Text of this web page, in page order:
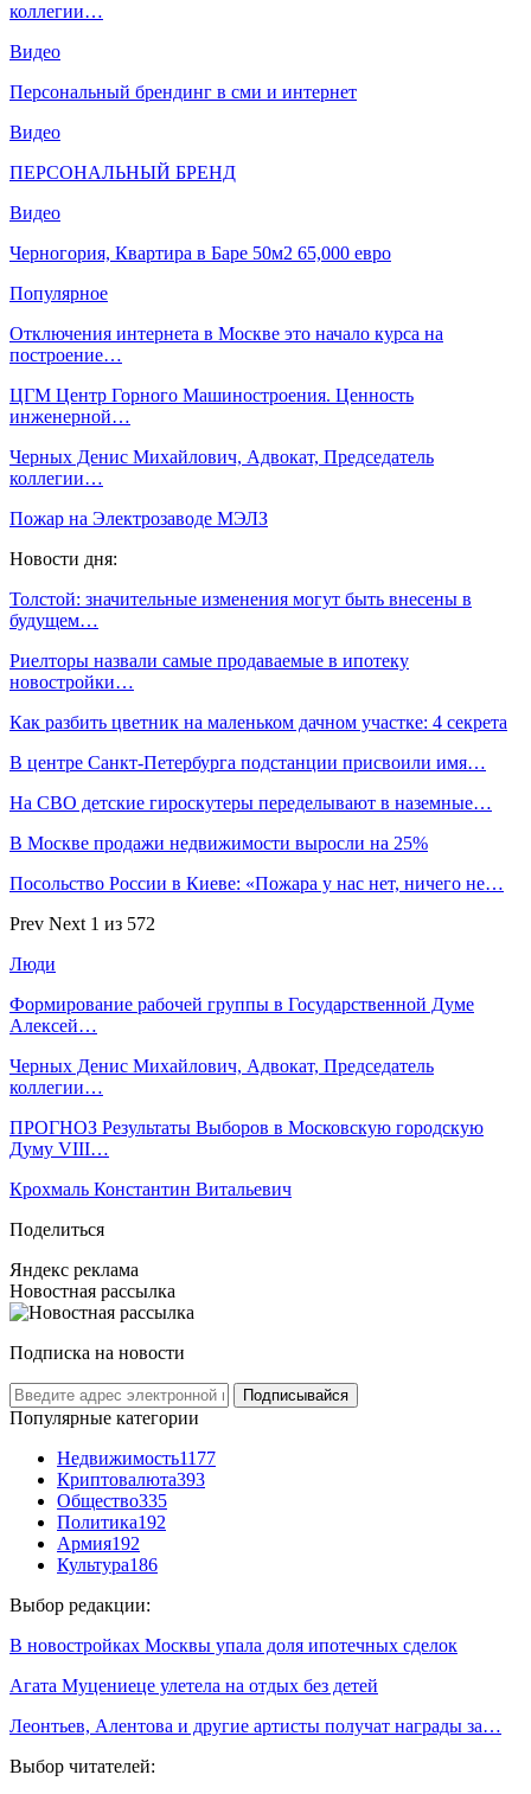
коллегии…
Видео
Персональный брендинг в сми и интернет
Видео
ПЕРСОНАЛЬНЫЙ БРЕНД
Видео
Черногория, Квартира в Баре 50м2 65,000 евро
Популярное
Отключения интернета в Москве это начало курса на
построение…
ЦГМ Центр Горного Машиностроения. Ценность
инженерной…
Черных Денис Михайлович, Адвокат, Председатель
коллегии…
Пожар на Электрозаводе МЭЛЗ
Новости дня:
Толстой: значительные изменения могут быть внесены в
будущем…
Риелторы назвали самые продаваемые в ипотеку
новостройки…
Как разбить цветник на маленьком дачном участке: 4 секрета
В центре Санкт-Петербурга подстанции присвоили имя…
На СВО детские гироскутеры переделывают в наземные…
В Москве продажи недвижимости выросли на 25%
Посольство России в Киеве: «Пожара у нас нет, ничего не…
Prev Next 1 из 572
Люди
Формирование рабочей группы в Государственной Думе
Алексей…
Черных Денис Михайлович, Адвокат, Председатель
коллегии…
ПРОГНОЗ Результаты Выборов в Московскую городскую
Думу VIII…
Крохмаль Константин Витальевич
Поделиться
Яндекс реклама
Новостная рассылка
Подписка на новости
Подписывайся
Популярные категории
Недвижимость1177
Криптовалюта393
Общество335
Политика192
Армия192
Культура186
Выбор редакции:
В новостройках Москвы упала доля ипотечных сделок
Агата Муцениеце улетела на отдых без детей
Леонтьев, Алентова и другие артисты получат награды за…
Выбор читателей: